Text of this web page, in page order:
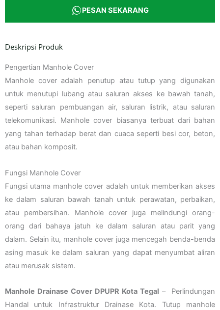
PESAN SEKARANG
Deskripsi Produk
Pengertian Manhole Cover
Manhole cover adalah penutup atau tutup yang digunakan
untuk menutupi lubang atau saluran akses ke bawah tanah,
seperti saluran pembuangan air, saluran listrik, atau saluran
telekomunikasi. Manhole cover biasanya terbuat dari bahan
yang tahan terhadap berat dan cuaca seperti besi cor, beton,
atau bahan komposit.
Fungsi Manhole Cover
Fungsi utama manhole cover adalah untuk memberikan akses
ke dalam saluran bawah tanah untuk perawatan, perbaikan,
atau pembersihan. Manhole cover juga melindungi orang-
orang dari bahaya jatuh ke dalam saluran atau parit yang
dalam. Selain itu, manhole cover juga mencegah benda-benda
asing masuk ke dalam saluran yang dapat menyumbat aliran
atau merusak sistem.
Manhole Drainase Cover DPUPR Kota Tegal – Perlindungan
Handal untuk Infrastruktur Drainase Kota. Tutup manhole